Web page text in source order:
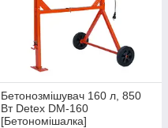
Бетонозмішувач 160 л, 850
Вт Detex DM-160
[Бетономішалка]